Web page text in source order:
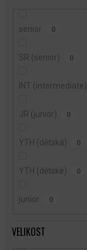
senior 0
SR (senior) 0
INT (intermediate)
JR (junior) 0
YTH (dětská) 0
YTH (dětské) 0
junior 0
VELIKOST